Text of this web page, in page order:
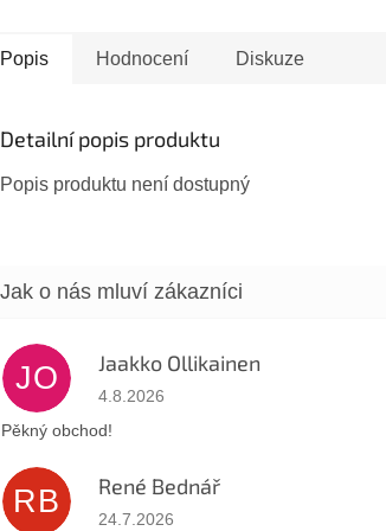
Popis Hodnocení Diskuze
Detailní popis produktu
Popis produktu není dostupný
JO Jaakko Ollikainen
Hodnocení obchodu je 5 z 5 hvězdiček.
4.8.2026
Pěkný obchod!
RB René Bednář
Hodnocení obchodu je 5 z 5 hvězdiček.
24.7.2026